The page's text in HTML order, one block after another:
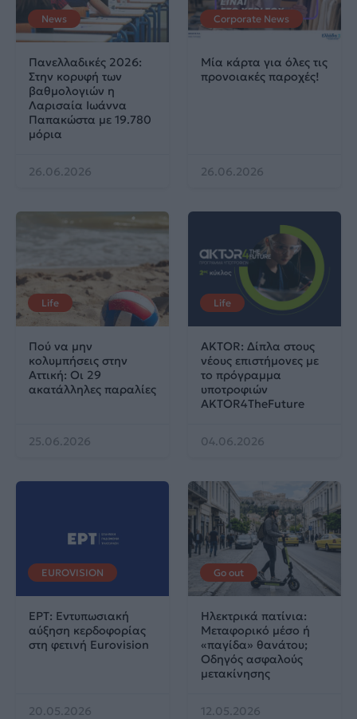
News
Πανελλαδικές 2026:
Στην κορυφή των
βαθμολογιών η
Λαρισαία Ιωάννα
Παπακώστα με 19.780
μόρια
26.06.2026
Corporate News
Μία κάρτα για όλες τις
προνοιακές παροχές!
26.06.2026
Life
Πού να μην
κολυμπήσεις στην
Αττική: Οι 29
ακατάλληλες παραλίες
25.06.2026
Life
AKTOR: Δίπλα στους
νέους επιστήμονες με
το πρόγραμμα
υποτροφιών
AKTOR4TheFuture
04.06.2026
EUROVISION
ΕΡΤ: Εντυπωσιακή
αύξηση κερδοφορίας
στη φετινή Eurovision
20.05.2026
Go out
Ηλεκτρικά πατίνια:
Μεταφορικό μέσο ή
«παγίδα» θανάτου;
Οδηγός ασφαλούς
μετακίνησης
12.05.2026